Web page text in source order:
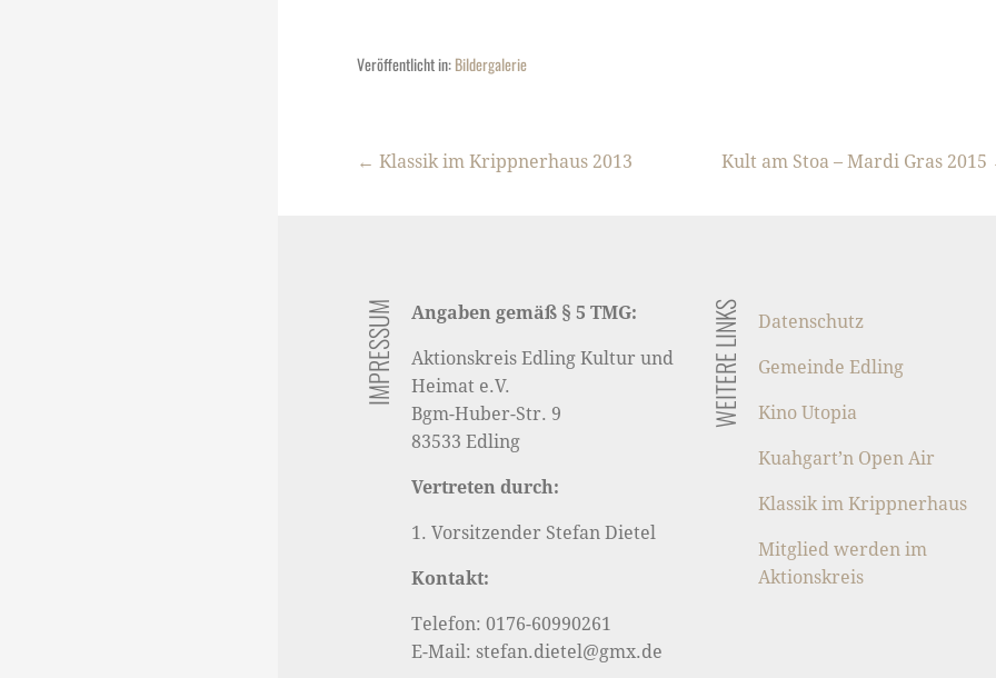
Veröffentlicht in:Bildergalerie
Beitragsnavigation
← Klassik im Krippnerhaus 2013 Kult am Stoa – Mardi Gras
IMPRESSUM Angaben gemäß § 5 TMG:
Aktionskreis Edling Kultur und
Heimat e.V.
Bgm-Huber-Str. 9
83533 Edling
Vertreten durch:
1. Vorsitzender Stefan Dietel
Kontakt:
Telefon: 0176-60990261
E-Mail: stefan.dietel@gmx.de
WEITERE LINKS Datenschutz
Gemeinde Edling
Kino Utopia
Kuahgart’n Open Air
Klassik im Krippnerhaus
Mitglied werden im
Aktionskreis